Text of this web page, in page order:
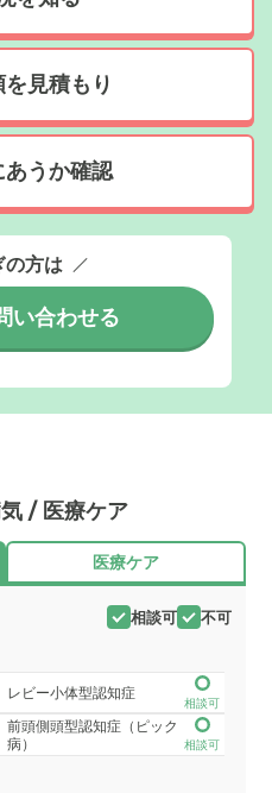
見積もり
あうか確認
の方は
い合わせる
/ 医療ケア
医療ケア
相談可 不可
レビー小体型認知症
相談可
前頭側頭型認知症（ピック
病）
相談可